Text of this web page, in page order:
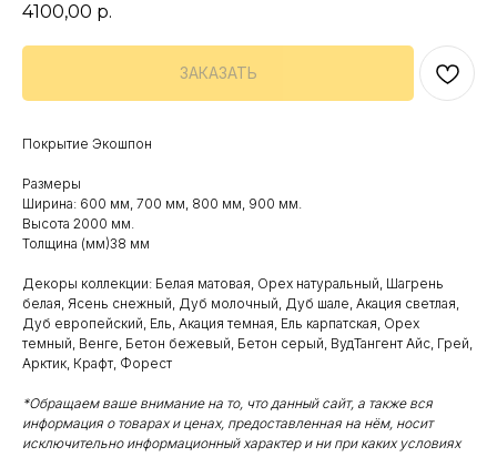
4100,00 р.
ЗАКАЗАТЬ
Покрытие Экошпон
Размеры
Ширина: 600 мм, 700 мм, 800 мм, 900 мм.
Высота 2000 мм.
Толщина (мм)38 мм
Декоры коллекции: Белая матовая, Орех натуральный, Шагрень
белая, Ясень снежный, Дуб молочный, Дуб шале, Акация светлая,
Дуб европейский, Ель, Акация темная, Ель карпатская, Орех
темный, Венге, Бетон бежевый, Бетон серый, ВудТангент Айс, Грей,
Арктик, Крафт, Форест
*Обращаем ваше внимание на то, что данный сайт, а также вся
информация о товарах и ценах, предоставленная на нём, носит
исключительно информационный характер и ни при каких условиях